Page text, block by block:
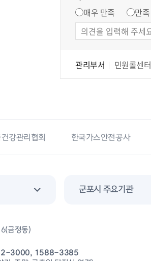
매우 만족
만족
관리부서 민원콜센터
강관리협회 한국가스안전공사
군포시 주요기관
금정동)
3000, 1588-3385